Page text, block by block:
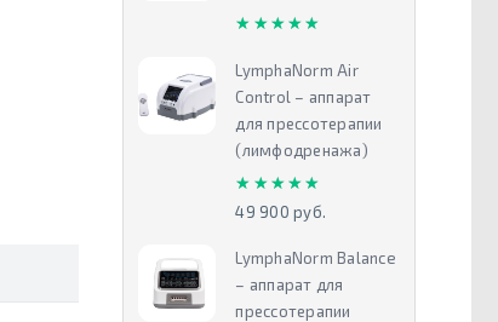
★★★★★
★★★★★
LymphaNorm Air
Control – аппарат
для прессотерапии
(лимфодренажа)
★★★★★
★★★★★
49 900 руб.
LymphaNorm Balance
– аппарат для
прессотерапии